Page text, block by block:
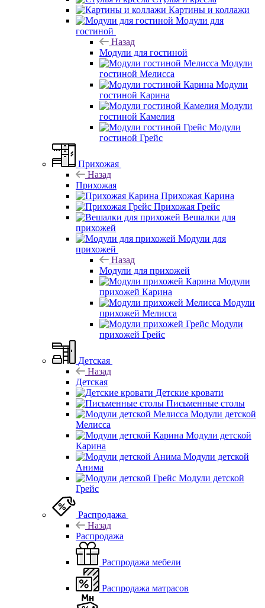
Картины и коллажи
Модули для
гостиной
Назад
Модули для гостиной
Модули
гостиной Мелисса
Модули
гостиной Карина
Модули
гостиной Камелия
Модули
гостиной Грейс
Прихожая
Назад
Прихожая
Прихожая Карина
Прихожая Грейс
Вешалки для
прихожей
Модули для
прихожей
Назад
Модули для прихожей
Модули
прихожей Карина
Модули
прихожей Мелисса
Модули
прихожей Грейс
Детская
Назад
Детская
Детские кровати
Письменные столы
Модули детской
Мелисса
Модули детской
Карина
Модули детской
Анима
Модули детской
Грейс
Распродажа
Назад
Распродажа
Распродажа мебели
Распродажа матрасов